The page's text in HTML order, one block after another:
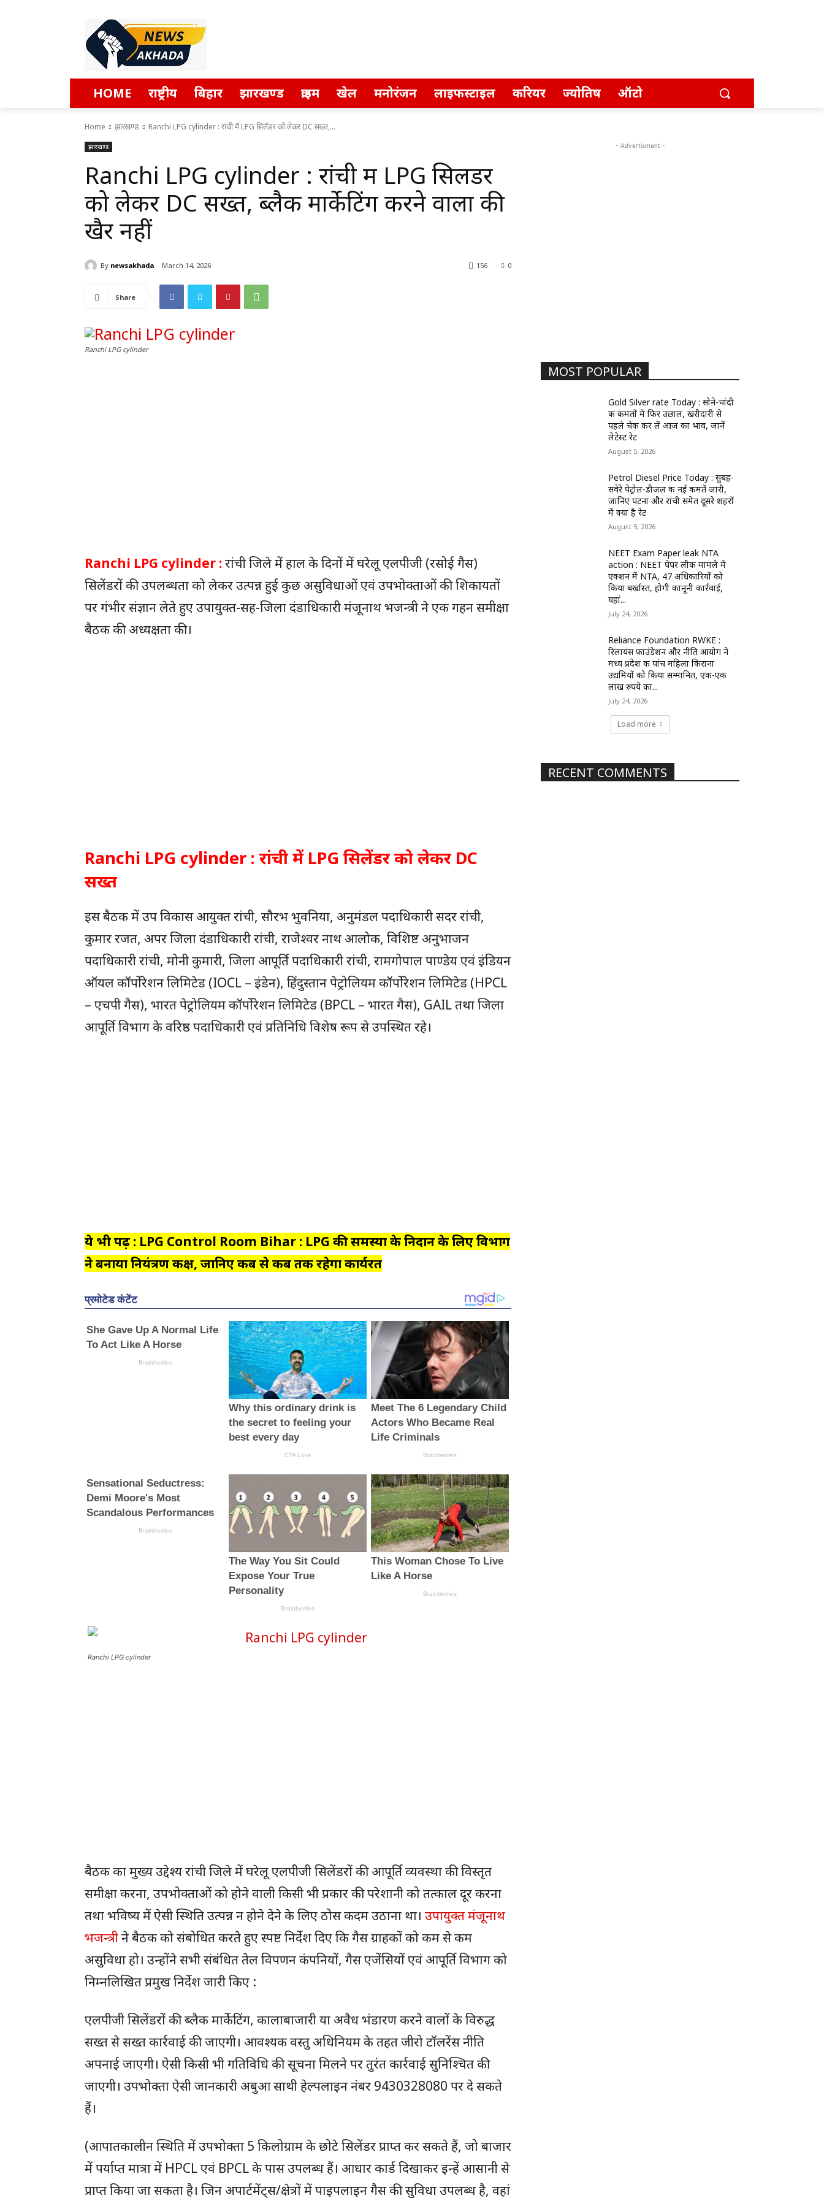
HOME राष्ट्रीय बिहार झारखण्ड क्राइम खेल मनोरंजन लाइफस्टाइल करियर ज्योतिष ऑटो
Home झारखण्ड Ranchi LPG cylinder : रांची में LPG सिलेंडर को लेकर DC सख्त,...
झारखण्ड
Ranchi LPG cylinder : रांची में LPG सिलेंडर
को लेकर DC सख्त, ब्लैक मार्केटिंग करने वालों की
खैर नहीं
By newsakhada March 14, 2026 0
156
Share
Ranchi LPG cylinder
Ranchi LPG cylinder :रांची जिले में हाल के दिनों में घरेलू एलपीजी (रसोई गैस)
सिलेंडरों की उपलब्धता को लेकर उत्पन्न हुई कुछ असुविधाओं एवं उपभोक्ताओं की शिकायतों
पर गंभीर संज्ञान लेते हुए उपायुक्त-सह-जिला दंडाधिकारी मंजूनाथ भजन्त्री ने एक गहन समीक्षा
बैठक की अध्यक्षता की।
Ranchi LPG cylinder : रांची में LPG सिलेंडर को लेकर DC
सख्त
इस बैठक में उप विकास आयुक्त रांची, सौरभ भुवनिया, अनुमंडल पदाधिकारी सदर रांची,
कुमार रजत, अपर जिला दंडाधिकारी रांची, राजेश्वर नाथ आलोक, विशिष्ट अनुभाजन
पदाधिकारी रांची, मोनी कुमारी, जिला आपूर्ति पदाधिकारी रांची, रामगोपाल पाण्डेय एवं इंडियन
ऑयल कॉर्पोरेशन लिमिटेड (IOCL – इंडेन), हिंदुस्तान पेट्रोलियम कॉर्पोरेशन लिमिटेड (HPCL
– एचपी गैस), भारत पेट्रोलियम कॉर्पोरेशन लिमिटेड (BPCL – भारत गैस), GAIL तथा जिला
आपूर्ति विभाग के वरिष्ठ पदाधिकारी एवं प्रतिनिधि विशेष रूप से उपस्थित रहे।
ये भी पढ़ें : LPG Control Room Bihar : LPG की समस्या के निदान के लिए विभाग
ने बनाया नियंत्रण कक्ष, जानिए कब से कब तक रहेगा कार्यरत
Ranchi LPG cylinder
बैठक का मुख्य उद्देश्य रांची जिले में घरेलू एलपीजी सिलेंडरों की आपूर्ति व्यवस्था की विस्तृत
समीक्षा करना, उपभोक्ताओं को होने वाली किसी भी प्रकार की परेशानी को तत्काल दूर करना
तथा भविष्य में ऐसी स्थिति उत्पन्न न होने देने के लिए ठोस कदम उठाना था। उपायुक्त मंजूनाथ
भजन्त्रीने बैठक को संबोधित करते हुए स्पष्ट निर्देश दिए कि गैस ग्राहकों को कम से कम
असुविधा हो। उन्होंने सभी संबंधित तेल विपणन कंपनियों, गैस एजेंसियों एवं आपूर्ति विभाग को
निम्नलिखित प्रमुख निर्देश जारी किए :
एलपीजी सिलेंडरों की ब्लैक मार्केटिंग, कालाबाजारी या अवैध भंडारण करने वालों के विरुद्ध
सख्त से सख्त कार्रवाई की जाएगी। आवश्यक वस्तु अधिनियम के तहत जीरो टॉलरेंस नीति
अपनाई जाएगी। ऐसी किसी भी गतिविधि की सूचना मिलने पर तुरंत कार्रवाई सुनिश्चित की
जाएगी। उपभोक्ता ऐसी जानकारी अबुआ साथी हेल्पलाइन नंबर 9430328080 पर दे सकते
हैं।
(आपातकालीन स्थिति में उपभोक्ता 5 किलोग्राम के छोटे सिलेंडर प्राप्त कर सकते हैं, जो बाजार
में पर्याप्त मात्रा में HPCL एवं BPCL के पास उपलब्ध हैं। आधार कार्ड दिखाकर इन्हें आसानी से
प्राप्त किया जा सकता है। जिन अपार्टमेंट्स/क्षेत्रों में पाइपलाइन गैस की सुविधा उपलब्ध है, वहां
- Advertisment -
MOST POPULAR
Gold Silver rate Today : सोने-चांदी
की कीमतों में फिर उछाल, खरीदारी से
पहले चेक कर लें आज का भाव, जानें
लेटेस्ट रेट
August 5, 2026
Petrol Diesel Price Today : सुबह-
सवेरे पेट्रोल-डीजल की नई कीमतें जारी,
जानिए पटना और रांची समेत दूसरे शहरों
में क्या है रेट
August 5, 2026
NEET Exam Paper leak NTA
action : NEET पेपर लीक मामले में
एक्शन में NTA, 47 अधिकारियों को
किया बर्खास्त, होगी कानूनी कार्रवाई,
यहां...
July 24, 2026
Reliance Foundation RWKE :
रिलायंस फाउंडेशन और नीति आयोग ने
मध्य प्रदेश की पांच महिला किराना
उद्यमियों को किया सम्मानित, एक-एक
लाख रुपये का...
July 24, 2026
Load more
RECENT COMMENTS